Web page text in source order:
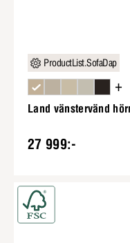
ProductList.SofaDap
+
Land vänstervänd
27 999:-